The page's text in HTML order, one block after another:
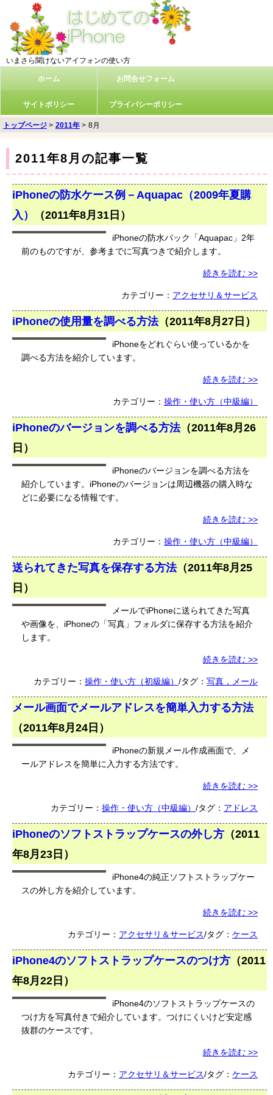
いまさら聞けないアイフォンの使い方
ホーム お問合せフォーム
サイトポリシー プライバシーポリシー
トップページ > 2011年 > 8月
2011年8月の記事一覧
iPhoneの防水ケース例－Aquapac（2009年夏購
入）
（2011年8月31日 ）
iPhoneの防水パック「Aquapac」2年
前のものですが、参考までに写真つきで紹介します。
続きを読む >>
カテゴリー： アクセサリ＆サービス
iPhoneの使用量を調べる方法（2011年8月27日 ）
iPhoneをどれぐらい使っているかを
調べる方法を紹介しています。
続きを読む >>
カテゴリー： 操作・使い方（中級編）
iPhoneのバージョンを調べる方法（2011年8月26
日 ）
iPhoneのバージョンを調べる方法を
紹介しています。iPhoneのバージョンは周辺機器の購入時な
どに必要になる情報です。
続きを読む >>
カテゴリー： 操作・使い方（中級編）
送られてきた写真を保存する方法（2011年8月25
日 ）
メールでiPhoneに送られてきた写真
や画像を、iPhoneの「写真」フォルダに保存する方法を紹介
します。
続きを読む >>
カテゴリー： 操作・使い方（初級編） /タグ： 写真，メール
メール画面でメールアドレスを簡単入力する方法
（2011年8月24日 ）
iPhoneの新規メール作成画面で、メ
ールアドレスを簡単に入力する方法です。
続きを読む >>
カテゴリー： 操作・使い方（中級編） /タグ： アドレス
iPhoneのソフトストラップケースの外し方 （2011
年8月23日 ）
iPhone4の純正ソフトストラップケー
スの外し方を紹介しています。
続きを読む >>
カテゴリー： アクセサリ＆サービス/タグ： ケース
iPhone4のソフトストラップケースのつけ方 （2011
年8月22日 ）
iPhone4のソフトストラップケースの
つけ方を写真付きで紹介しています。つけにくいけど安定感
抜群のケースです。
続きを読む >>
カテゴリー： アクセサリ＆サービス/タグ： ケース